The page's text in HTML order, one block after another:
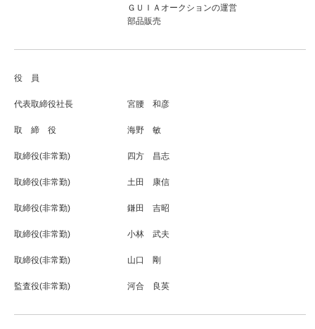
ＧＵＩＡオークションの運営
部品販売
役 員
代表取締役社長 宮腰 和彦
取 締 役 海野 敏
取締役(非常勤) 四方 昌志
取締役(非常勤) 土田 康信
取締役(非常勤) 鎌田 吉昭
取締役(非常勤) 小林 武夫
取締役(非常勤) 山口 剛
監査役(非常勤) 河合 良英